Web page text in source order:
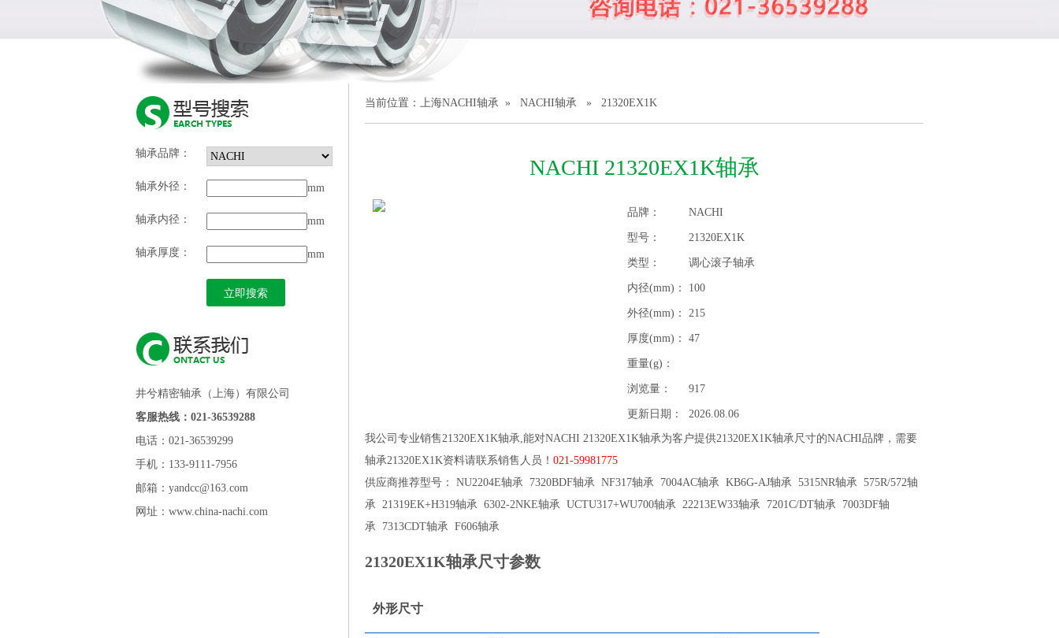
轴承品牌：
轴承外径： mm
轴承内径： mm
轴承厚度： mm
井兮精密轴承（上海）有限公司
客服热线：021-36539288
电话：021-36539299
手机：133-9111-7956
邮箱：yandcc@163.com
网址：www.china-nachi.com
当前位置： 上海NACHI轴承 » NACHI轴承 » 21320EX1K
NACHI 21320EX1K轴承
品牌： NACHI
型号： 21320EX1K
类型： 调心滚子轴承
内径(mm)： 100
外径(mm)： 215
厚度(mm)： 47
重量(g)：
浏览量： 917
更新日期： 2026.08.06
我公司专业销售21320EX1K轴承,能对NACHI 21320EX1K轴承为客户提供21320EX1K轴承尺寸的NACHI品牌，需要
轴承21320EX1K资料请联系销售人员！ 021-59981775
供应商推荐型号： NU2204E轴承 7320BDF轴承 NF317轴承 7004AC轴承 KB6G-AJ轴承 5315NR轴承 575R/572轴
承 21319EK+H319轴承 6302-2NKE轴承 UCTU317+WU700轴承 22213EW33轴承 7201C/DT轴承 7003DF轴
承 7313CDT轴承 F606轴承
21320EX1K轴承尺寸参数
外形尺寸